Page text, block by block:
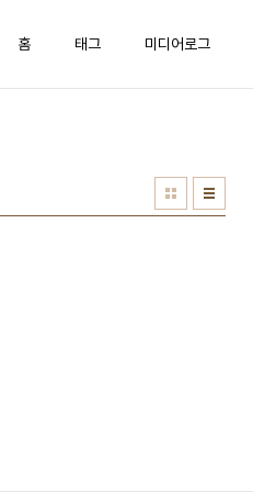
홈 태그 미디어로그